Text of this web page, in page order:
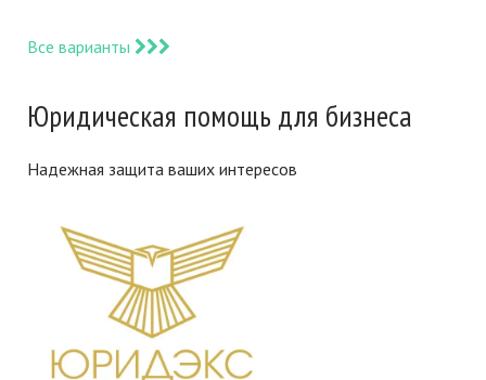
Все варианты
Юридическая помощь для бизнеса
Надежная защита ваших интересов